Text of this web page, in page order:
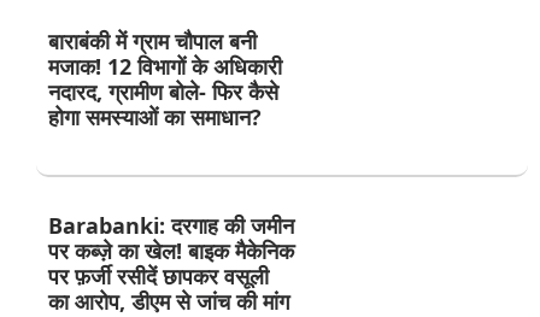
बाराबंकी में ग्राम चौपाल बनी
मजाक! 12 विभागों के अधिकारी
नदारद, ग्रामीण बोले- फिर कैसे
होगा समस्याओं का समाधान?
Barabanki: दरगाह की जमीन
पर कब्ज़े का खेल! बाइक मैकेनिक
पर फ़र्जी रसीदें छापकर वसूली
का आरोप, डीएम से जांच की मांग